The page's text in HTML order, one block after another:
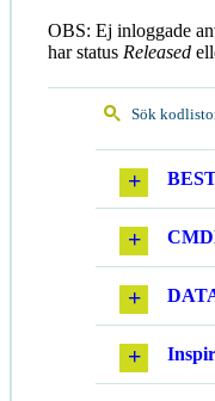
OBS: Ej inloggade
har status Released
Sök